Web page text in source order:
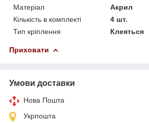
Матеріал
Акрил
Кількість в комплекті
4 шт.
Тип кріплення
Клеяться
Приховати
Умови доставки
Нова Пошта
Укрпошта